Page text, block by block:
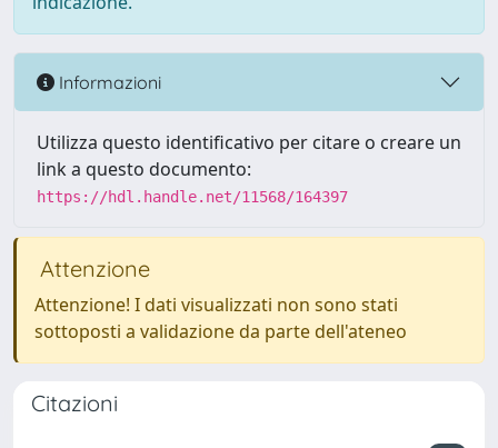
Informazioni
Utilizza questo identificativo per citare o creare un
link a questo documento:
https://hdl.handle.net/11568/164397
Attenzione
Attenzione! I dati visualizzati non sono stati
sottoposti a validazione da parte dell'ateneo
Citazioni